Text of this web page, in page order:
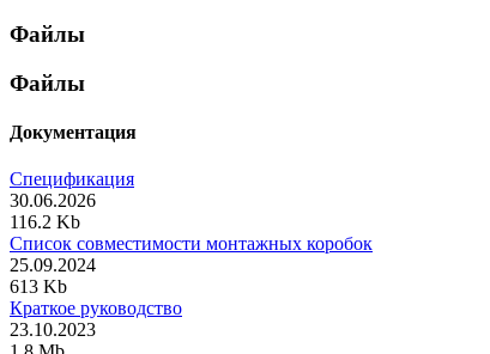
Файлы
Файлы
Документация
Спецификация
30.06.2026
116.2 Kb
Список совместимости монтажных коробок
25.09.2024
613 Kb
Краткое руководство
23.10.2023